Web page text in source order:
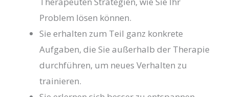
Problem lösen können.
Sie erhalten zum Teil ganz konkrete
Aufgaben, die Sie außerhalb der Therapie
durchführen, um neues Verhalten zu
trainieren.